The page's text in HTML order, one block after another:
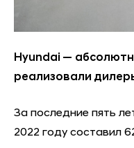
Hyundai —
реализовали
За последние пять
2022 году составил